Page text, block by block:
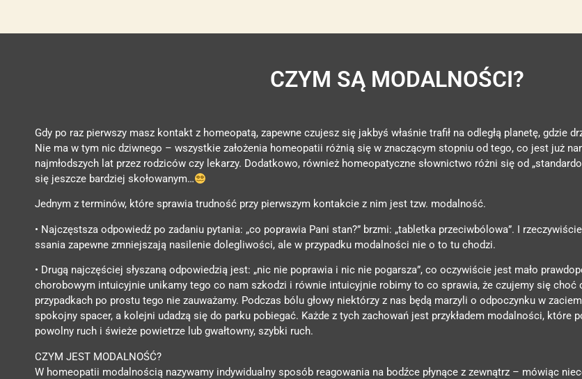
CZYM SĄ MODALNOŚCI?
Gdy po raz pierwszy masz kontakt z homeopatą, zapewne czujesz się jakbyś właśnie trafił na odległą planetę, gdzie
Nie ma w tym nic dziwnego – wszystkie założenia homeopatii różnią się w znaczącym stopniu od tego, co jest już
najmłodszych lat przez rodziców czy lekarzy. Dodatkowo, również homeopatyczne słownictwo różni się od
się jeszcze bardziej skołowanym…
Jednym z terminów, które sprawia trudność przy pierwszym kontakcie z nim jest tzw. modalność.
• Najczęstsza odpowiedź po zadaniu pytania: „co poprawia Pani stan?” brzmi: „tabletka przeciwbólowa”. I
ssania zapewne zmniejszają nasilenie dolegliwości, ale w przypadku modalności nie o to tu chodzi.
• Drugą najczęściej słyszaną odpowiedzią jest: „nic nie poprawia i nic nie pogarsza”, co oczywiście jest mało
chorobowym intuicyjnie unikamy tego co nam szkodzi i równie intuicyjnie robimy to co sprawia, że czujemy się choć
przypadkach po prostu tego nie zauważamy. Podczas bólu głowy niektórzy z nas będą marzyli o odpoczynku w
spokojny spacer, a kolejni udadzą się do parku pobiegać. Każde z tych zachowań jest przykładem modalności, które
powolny ruch i świeże powietrze lub gwałtowny, szybki ruch.
CZYM JEST MODALNOŚĆ?
W homeopatii modalnością nazywamy indywidualny sposób reagowania na bodźce płynące z zewnątrz – mówiąc